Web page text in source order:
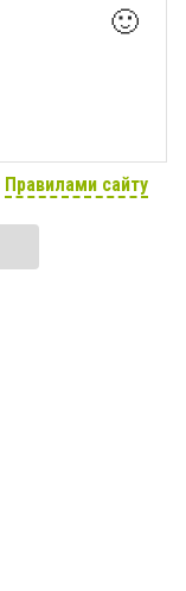
🙂
Правилами сайту